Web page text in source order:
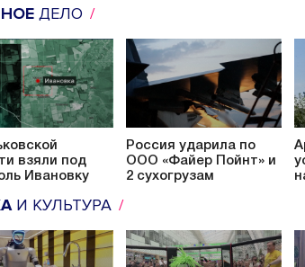
ДЕЛО
взяли под
Ивановку
Россия ударила по
ООО «Файер Пойнт» и
2 сухогрузам
И КУЛЬТУРА